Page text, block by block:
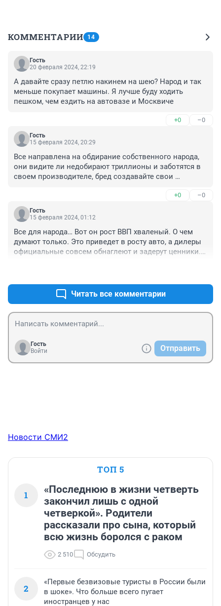
КОММЕНТАРИИ 14
Гость
20 февраля 2024, 22:19
А давайте сразу петлю накинем на шею? Народ и так
меньше покупает машины. Я лучше буду ходить
пешком, чем ездить на автовазе и Москвиче
+0 –0
Гость
15 февраля 2024, 20:29
Все направлена на обдирание собственного народа,
они видите ли недобирают триллионы и заботятся в
своем производителе, бред создавайте свои
+0 –0
Гость
15 февраля 2024, 01:12
Все для народа… Вот он рост ВВП хваленый. О чем
думают только. Это приведет в росту авто, а дилеры
официальные совсем обнаглеют и задерут ценники. В
Читать все комментарии
Гость
Войти
Отправить
Новости СМИ2
ТОП 5
1
«Последнюю в жизни четверть
закончил лишь с одной
четверкой». Родители
рассказали про сына, который
всю жизнь боролся с раком
2 510 Обсудить
2
«Первые безвизовые туристы в России были
в шоке». Что больше всего пугает
иностранцев у нас